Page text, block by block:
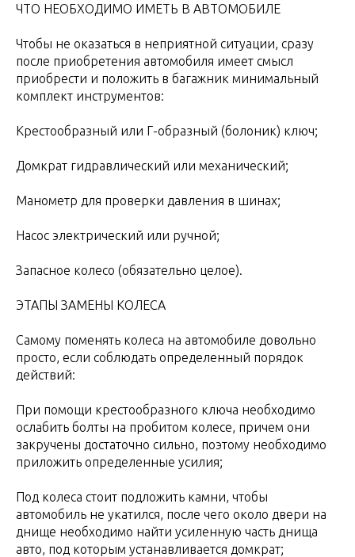
ЧТО НЕОБХОДИМО ИМЕТЬ В АВТОМОБИЛЕ
Чтобы не оказаться в неприятной ситуации, сразу
после приобретения автомобиля имеет смысл
приобрести и положить в багажник минимальный
комплект инструментов:
Крестообразный или Г-образный (болоник) ключ;
Домкрат гидравлический или механический;
Манометр для проверки давления в шинах;
Насос электрический или ручной;
Запасное колесо (обязательно целое).
ЭТАПЫ ЗАМЕНЫ КОЛЕСА
Самому поменять колеса на автомобиле довольно
просто, если соблюдать определенный порядок
действий:
При помощи крестообразного ключа необходимо
ослабить болты на пробитом колесе, причем они
закручены достаточно сильно, поэтому необходимо
приложить определенные усилия;
Под колеса стоит подложить камни, чтобы
автомобиль не укатился, после чего около двери на
днище необходимо найти усиленную часть днища
авто, под которым устанавливается домкрат;